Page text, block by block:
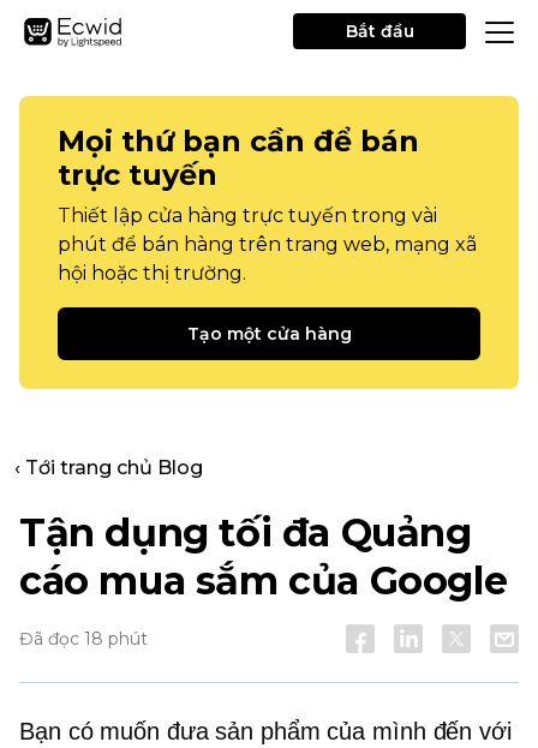
Bắt đầu
Mọi thứ bạn cần để bán
trực tuyến
Thiết lập cửa hàng trực tuyến trong vài
phút để bán hàng trên trang web, mạng xã
hội hoặc thị trường.
Tạo một cửa hàng
‹ Tới trang chủ Blog
Tận dụng tối đa Quảng
cáo mua sắm của Google
Đã đọc 18 phút
Bạn có muốn đưa sản phẩm của mình đến với